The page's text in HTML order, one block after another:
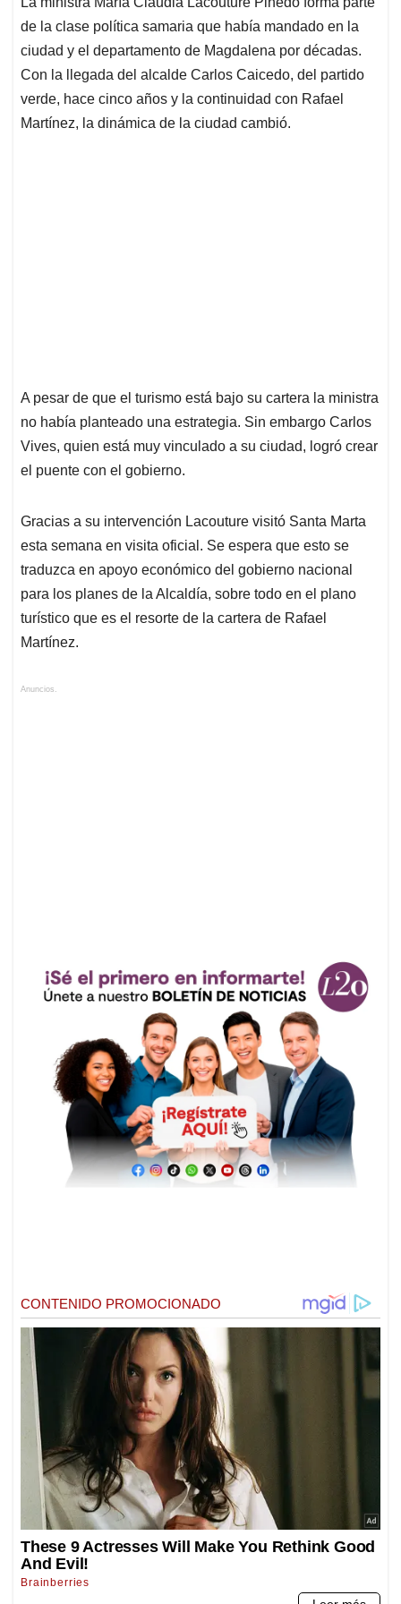
s
A
p
p
b
o
o
k
e
d
I
n
l
a
d
s
de la clase política samaria que había mandado en la
ciudad y el departamento de Magdalena por décadas.
Con la llegada del alcalde Carlos Caicedo, del partido
verde, hace cinco años y la continuidad con Rafael
Martínez, la dinámica de la ciudad cambió.
A pesar de que el turismo está bajo su cartera la ministra
no había planteado una estrategia. Sin embargo Carlos
Vives, quien está muy vinculado a su ciudad, logró crear
el puente con el gobierno.
Gracias a su intervención Lacouture visitó Santa Marta
esta semana en visita oficial. Se espera que esto se
traduzca en apoyo económico del gobierno nacional
para los planes de la Alcaldía, sobre todo en el plano
turístico que es el resorte de la cartera de Rafael
Martínez.
Anuncios.